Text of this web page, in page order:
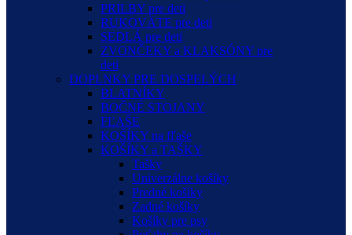
PRILBY pre deti
RUKOVÄTE pre deti
SEDLÁ pre deti
ZVONČEKY a KLAKSÓNY pre
deti
DOPLNKY PRE DOSPELÝCH
BLATNÍKY
BOČNÉ STOJANY
FĽAŠE
KOŠÍKY na fľaše
KOŠÍKY a TAŠKY
Tašky
Univerzálne košíky
Predné košíky
Zadné košíky
Košíky pre psy